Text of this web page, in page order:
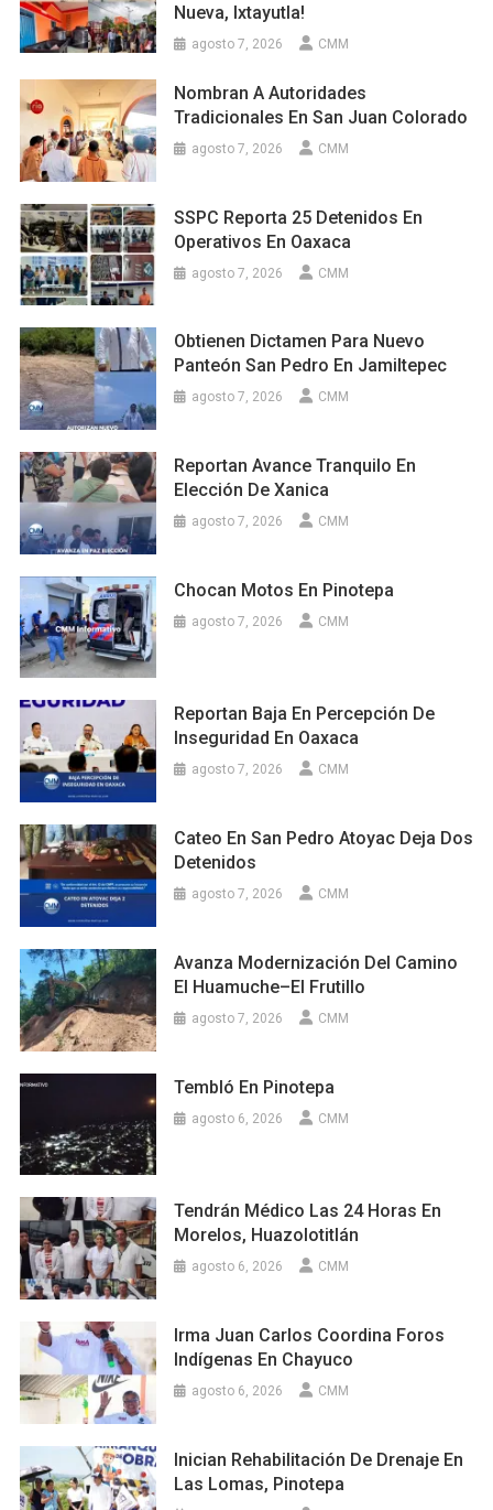
Nueva, Ixtayutla!
agosto 7, 2026 CMM
Nombran A Autoridades
Tradicionales En San Juan Colorado
agosto 7, 2026 CMM
SSPC Reporta 25 Detenidos En
Operativos En Oaxaca
agosto 7, 2026 CMM
Obtienen Dictamen Para Nuevo
Panteón San Pedro En Jamiltepec
agosto 7, 2026 CMM
Reportan Avance Tranquilo En
Elección De Xanica
agosto 7, 2026 CMM
Chocan Motos En Pinotepa
agosto 7, 2026 CMM
Reportan Baja En Percepción De
Inseguridad En Oaxaca
agosto 7, 2026 CMM
Cateo En San Pedro Atoyac Deja Dos
Detenidos
agosto 7, 2026 CMM
Avanza Modernización Del Camino
El Huamuche–El Frutillo
agosto 7, 2026 CMM
Tembló En Pinotepa
agosto 6, 2026 CMM
Tendrán Médico Las 24 Horas En
Morelos, Huazolotitlán
agosto 6, 2026 CMM
Irma Juan Carlos Coordina Foros
Indígenas En Chayuco
agosto 6, 2026 CMM
Inician Rehabilitación De Drenaje En
Las Lomas, Pinotepa